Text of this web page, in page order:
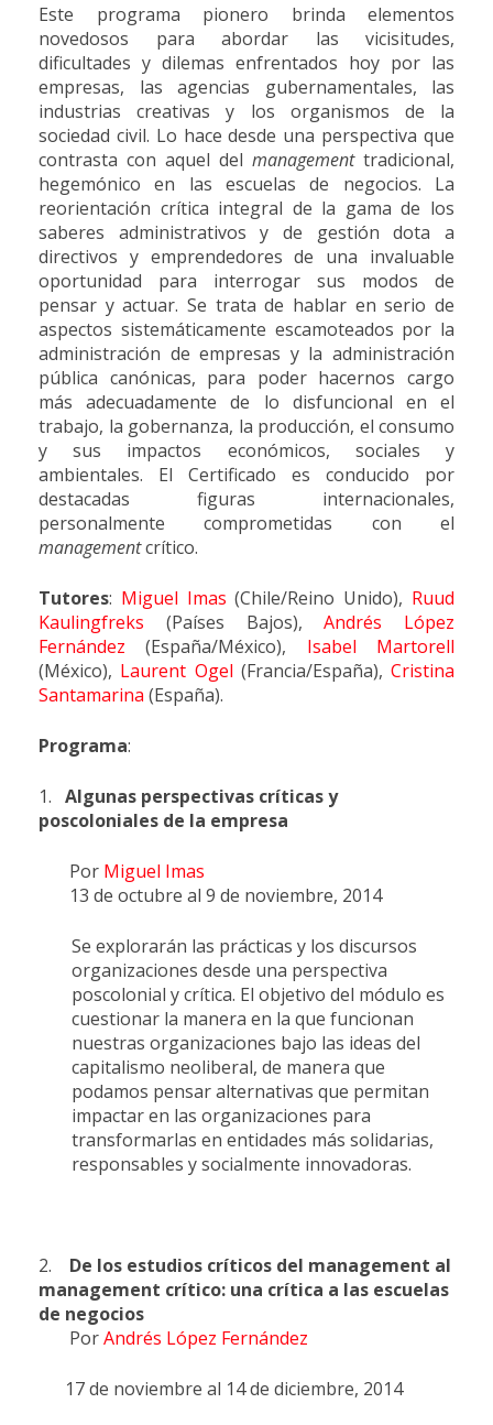
Este programa pionero brinda elementos
novedosos para abordar las vicisitudes,
dificultades y dilemas enfrentados hoy por las
empresas, las agencias gubernamentales, las
industrias creativas y los organismos de la
sociedad civil. Lo hace desde una perspectiva que
contrasta con aquel del managementtradicional,
hegemónico en las escuelas de negocios. La
reorientación crítica integral de la gama de los
saberes administrativos y de gestión dota a
directivos y emprendedores de una invaluable
oportunidad para interrogar sus modos de
pensar y actuar. Se trata de hablar en serio de
aspectos sistemáticamente escamoteados por la
administración de empresas y la administración
pública canónicas, para poder hacernos cargo
más adecuadamente de lo disfuncional en el
trabajo, la gobernanza, la producción, el consumo
y sus impactos económicos, sociales y
ambientales. El Certificado es conducido por
destacadas figuras internacionales,
personalmente comprometidas con el
managementcrítico.
Tutores: Miguel Imas (Chile/Reino Unido), Ruud
Kaulingfreks (Países Bajos),Andrés López
Fernández (España/México), Isabel Martorell
(México), Laurent Ogel (Francia/España), Cristina
Santamarina (España).
Programa:
1. Algunas perspectivas críticas y
poscoloniales de la empresa
Por Miguel Imas
13 de octubre al 9 de noviembre, 2014
Se explorarán las prácticas y los discursos
organizaciones desde una perspectiva
poscolonial y crítica. El objetivo del módulo es
cuestionar la manera en la que funcionan
nuestras organizaciones bajo las ideas del
capitalismo neoliberal, de manera que
podamos pensar alternativas que permitan
impactar en las organizaciones para
transformarlas en entidades más solidarias,
responsables y socialmente innovadoras.
2. De los estudios críticos del management al
management crítico: una crítica a las escuelas
de negocios
PorAndrés López Fernández
17 de noviembre al 14 de diciembre, 2014